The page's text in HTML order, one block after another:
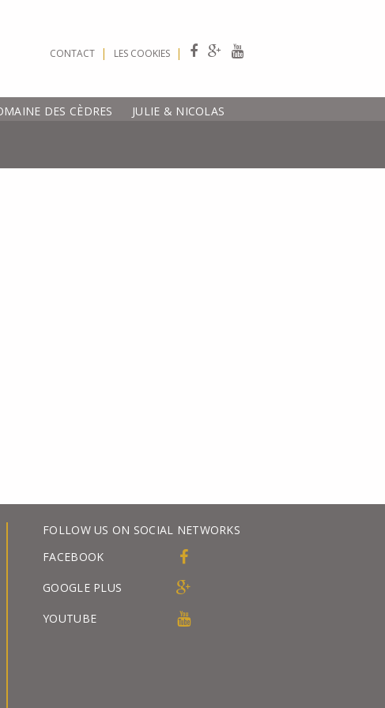
CONTACT | LES COOKIES |
DES CÈDRES
JULIE & NICOLAS
FOLLOW US ON SOCIAL NETWORKS
FACEBOOK
GOOGLE PLUS
YOUTUBE